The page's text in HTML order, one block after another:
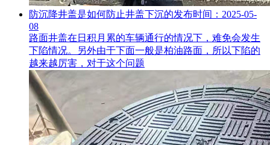
防沉降井盖是如何防止井盖下沉的发布时间：2025-05-
08
路面井盖在日积月累的车辆通行的情况下，难免会发生
下陷情况。另外由于下面一般是柏油路面，所以下陷的
越来越厉害，对于这个问题